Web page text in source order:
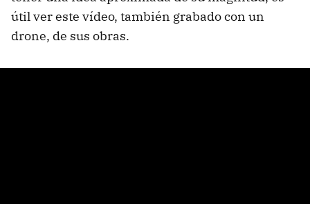
útil ver este vídeo, también grabado con un
drone, de sus obras.